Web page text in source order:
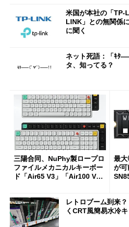
米国が本社の「
LINK」との無関係
に聞く
ネット死語：「ｷ
タ、知ってる？
三陽合同、NuPhy製ロープロ
ファイルメカニカルキーボー
ド「Air65 V3」「Air100 V
最
が
レトロブーム到来
くCRT風簡易水冷